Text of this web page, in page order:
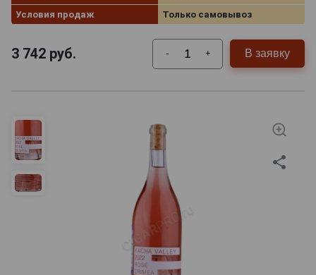
Условия продаж
Только самовывоз
3 742 руб. - + В заявку